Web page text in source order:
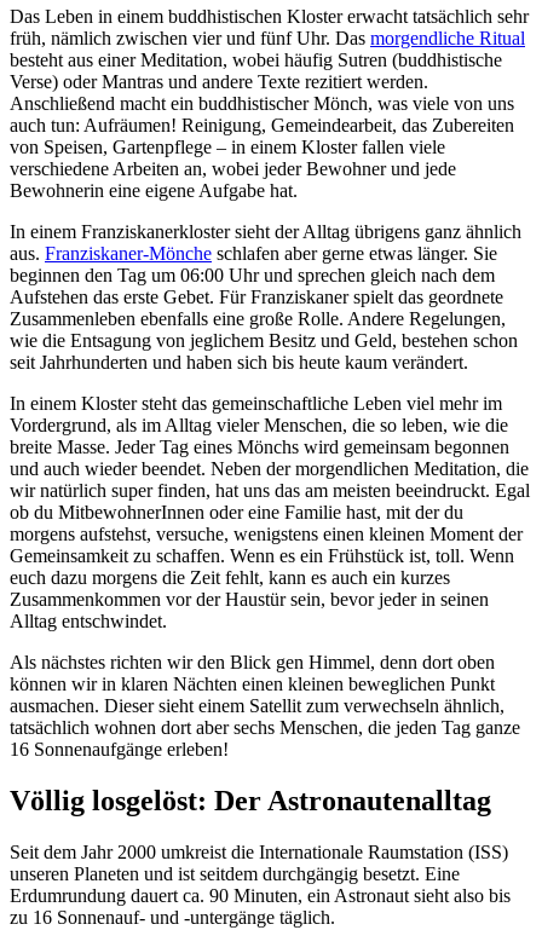
Das Leben in einem buddhistischen Kloster erwacht tatsächlich sehr
früh, nämlich zwischen vier und fünf Uhr. Das morgendliche Ritual
besteht aus einer Meditation, wobei häufig Sutren (buddhistische
Verse) oder Mantras und andere Texte rezitiert werden.
Anschließend macht ein buddhistischer Mönch, was viele von uns
auch tun: Aufräumen! Reinigung, Gemeindearbeit, das Zubereiten
von Speisen, Gartenpflege – in einem Kloster fallen viele
verschiedene Arbeiten an, wobei jeder Bewohner und jede
Bewohnerin eine eigene Aufgabe hat.
In einem Franziskanerkloster sieht der Alltag übrigens ganz ähnlich
aus. Franziskaner-Mönche schlafen aber gerne etwas länger. Sie
beginnen den Tag um 06:00 Uhr und sprechen gleich nach dem
Aufstehen das erste Gebet. Für Franziskaner spielt das geordnete
Zusammenleben ebenfalls eine große Rolle. Andere Regelungen,
wie die Entsagung von jeglichem Besitz und Geld, bestehen schon
seit Jahrhunderten und haben sich bis heute kaum verändert.
In einem Kloster steht das gemeinschaftliche Leben viel mehr im
Vordergrund, als im Alltag vieler Menschen, die so leben, wie die
breite Masse. Jeder Tag eines Mönchs wird gemeinsam begonnen
und auch wieder beendet. Neben der morgendlichen Meditation, die
wir natürlich super finden, hat uns das am meisten beeindruckt. Egal
ob du MitbewohnerInnen oder eine Familie hast, mit der du
morgens aufstehst, versuche, wenigstens einen kleinen Moment der
Gemeinsamkeit zu schaffen. Wenn es ein Frühstück ist, toll. Wenn
euch dazu morgens die Zeit fehlt, kann es auch ein kurzes
Zusammenkommen vor der Haustür sein, bevor jeder in seinen
Alltag entschwindet.
Als nächstes richten wir den Blick gen Himmel, denn dort oben
können wir in klaren Nächten einen kleinen beweglichen Punkt
ausmachen. Dieser sieht einem Satellit zum verwechseln ähnlich,
tatsächlich wohnen dort aber sechs Menschen, die jeden Tag ganze
16 Sonnenaufgänge erleben!
Völlig losgelöst: Der Astronautenalltag
Seit dem Jahr 2000 umkreist die Internationale Raumstation (ISS)
unseren Planeten und ist seitdem durchgängig besetzt. Eine
Erdumrundung dauert ca. 90 Minuten, ein Astronaut sieht also bis
zu 16 Sonnenauf- und -untergänge täglich.